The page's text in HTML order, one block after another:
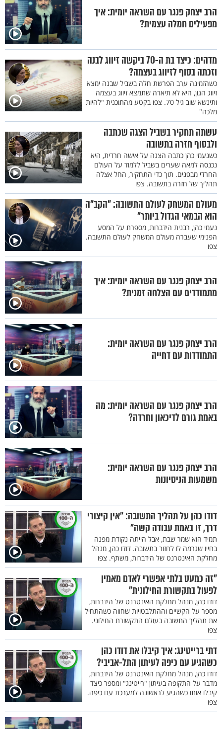
הרב יצחק פנגר עם השראה יומית: איך
מפעילים חמלה עצמית?
מדהים: כיצד בת ה-70 ביקשה זיווג לבנה
וזכתה בסוף לזיווג בעצמה?
כשהזמינה ערב הפרשת חלה בשביל שבנה ימצא
זיווג הגון, היא לא תיארה שתמצא זיווג בעצמה
ותינשא שוב גיל 70. צפו בקטע מהתוכנית "להיות
מלכה"
עשתה תחקיר בשביל הצגה שכתבה
ולבסוף חזרה בתשובה
כשנעמי כהן כתבה הצגה על אישה חרדית, היא
נכנסה למאה שערים בשביל ללמוד על העולם
החרדי מבפנים. תוך כדי התחקיר, החל אצלה
תהליך של חזרה בתשובה. צפו
מעולם המשחק לעולם התשובה: "הקב"ה
הוא הבמאי הגדול ביותר"
נעמי כהן, רבנית הידברות, מספרת על המסע
הפנימי שעברה מעולם המשחק לעולם התשובה.
צפו
הרב יצחק פנגר עם השראה יומית: איך
מתמודדים עם הצלחה זמנית?
הרב יצחק פנגר עם השראה יומית:
התמודדות עם דחייה
הרב יצחק פנגר עם השראה יומית: מה
באמת גורם לדיכאון וחרדה?
הרב יצחק פנגר עם השראה יומית:
משמעות הניסיונות
דודו כהן על תהליך התשובה: "אין קיצורי
דרך, זו באמת עבודה קשה"
תמיד הוא שמר שבת, אבל הייתה נקודת מפנה
בחייו שגרמה לו לחזור בתשובה. דודו כהן, מנהל
מחלקת האינטרנט של הידברות, משתף. צפו
"זה כמעט בלתי אפשרי לאדם מאמין
לפעול בתקשורת החילונית"
דודו כהן, מנהל מחלקת האינטרנט של הידברות,
מספר על הקשיים וההתלבטויות שחווה כשהתחיל
את תהליך התשובה בעולם התקשורת החילוני.
צפו
דתי ברייטינג: איך קיבלו את דודו כהן
כשהגיע עם כיפה לעיתון התל-אביבי?
דודו כהן, מנהל מחלקת האינטרנט של הידברות,
מדבר על התקופה בעיתון "רייטינג" ומספר כיצד
קיבלו אותו כשהגיע לראשונה למערכת עם כיפה.
צפו